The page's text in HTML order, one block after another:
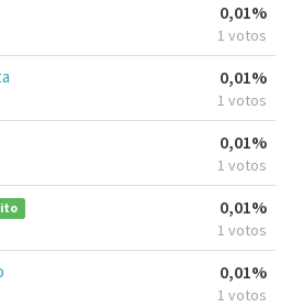
0,01%
1 votos
0,01%
1 votos
0,01%
1 votos
0,01%
1 votos
0,01%
1 votos